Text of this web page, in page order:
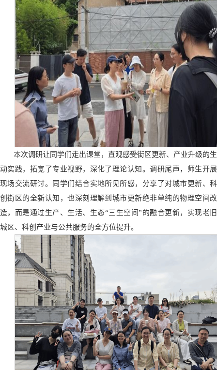
本次调研让同学们走出课堂，直观感受街区更新、产业升级的生
动实践，拓宽了专业视野，深化了理论认知。调研尾声，师生开展
现场交流研讨。同学们结合实地所见所感，分享了对城市更新、科
创街区的全新认知，也深刻理解到城市更新绝非单纯的物理空间改
造，而是通过生产、生活、生态“三生空间”的融合更新，实现老旧
城区、科创产业与公共服务的全方位提升。